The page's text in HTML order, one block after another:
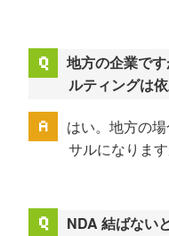
地方の企業で
ルティングは
はい。地方の
サルになりま
NDA 結ばない